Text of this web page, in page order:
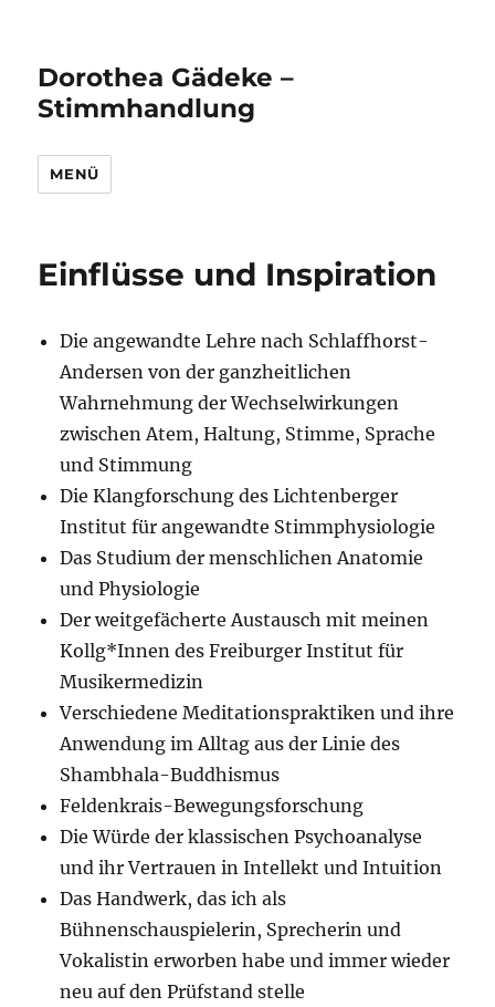
Dorothea Gädeke –
Stimmhandlung
MENÜ
Einflüsse und Inspiration
Die angewandte Lehre nach Schlaffhorst-
Andersen von der ganzheitlichen
Wahrnehmung der Wechselwirkungen
zwischen Atem, Haltung, Stimme, Sprache
und Stimmung
Die Klangforschung des Lichtenberger
Institut für angewandte Stimmphysiologie
Das Studium der menschlichen Anatomie
und Physiologie
Der weitgefächerte Austausch mit meinen
Kollg*Innen des Freiburger Institut für
Musikermedizin
Verschiedene Meditationspraktiken und ihre
Anwendung im Alltag aus der Linie des
Shambhala-Buddhismus
Feldenkrais-Bewegungsforschung
Die Würde der klassischen Psychoanalyse
und ihr Vertrauen in Intellekt und Intuition
Das Handwerk, das ich als
Bühnenschauspielerin, Sprecherin und
Vokalistin erworben habe und immer wieder
neu auf den Prüfstand stelle